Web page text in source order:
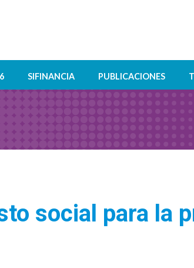
SIFINANCIA PUBLICACIONES
social para la